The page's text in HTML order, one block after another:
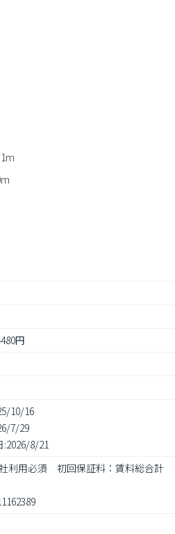
円
10/16
7/29
:2026/8/21
利用必須　初回保証料：賃料総合計